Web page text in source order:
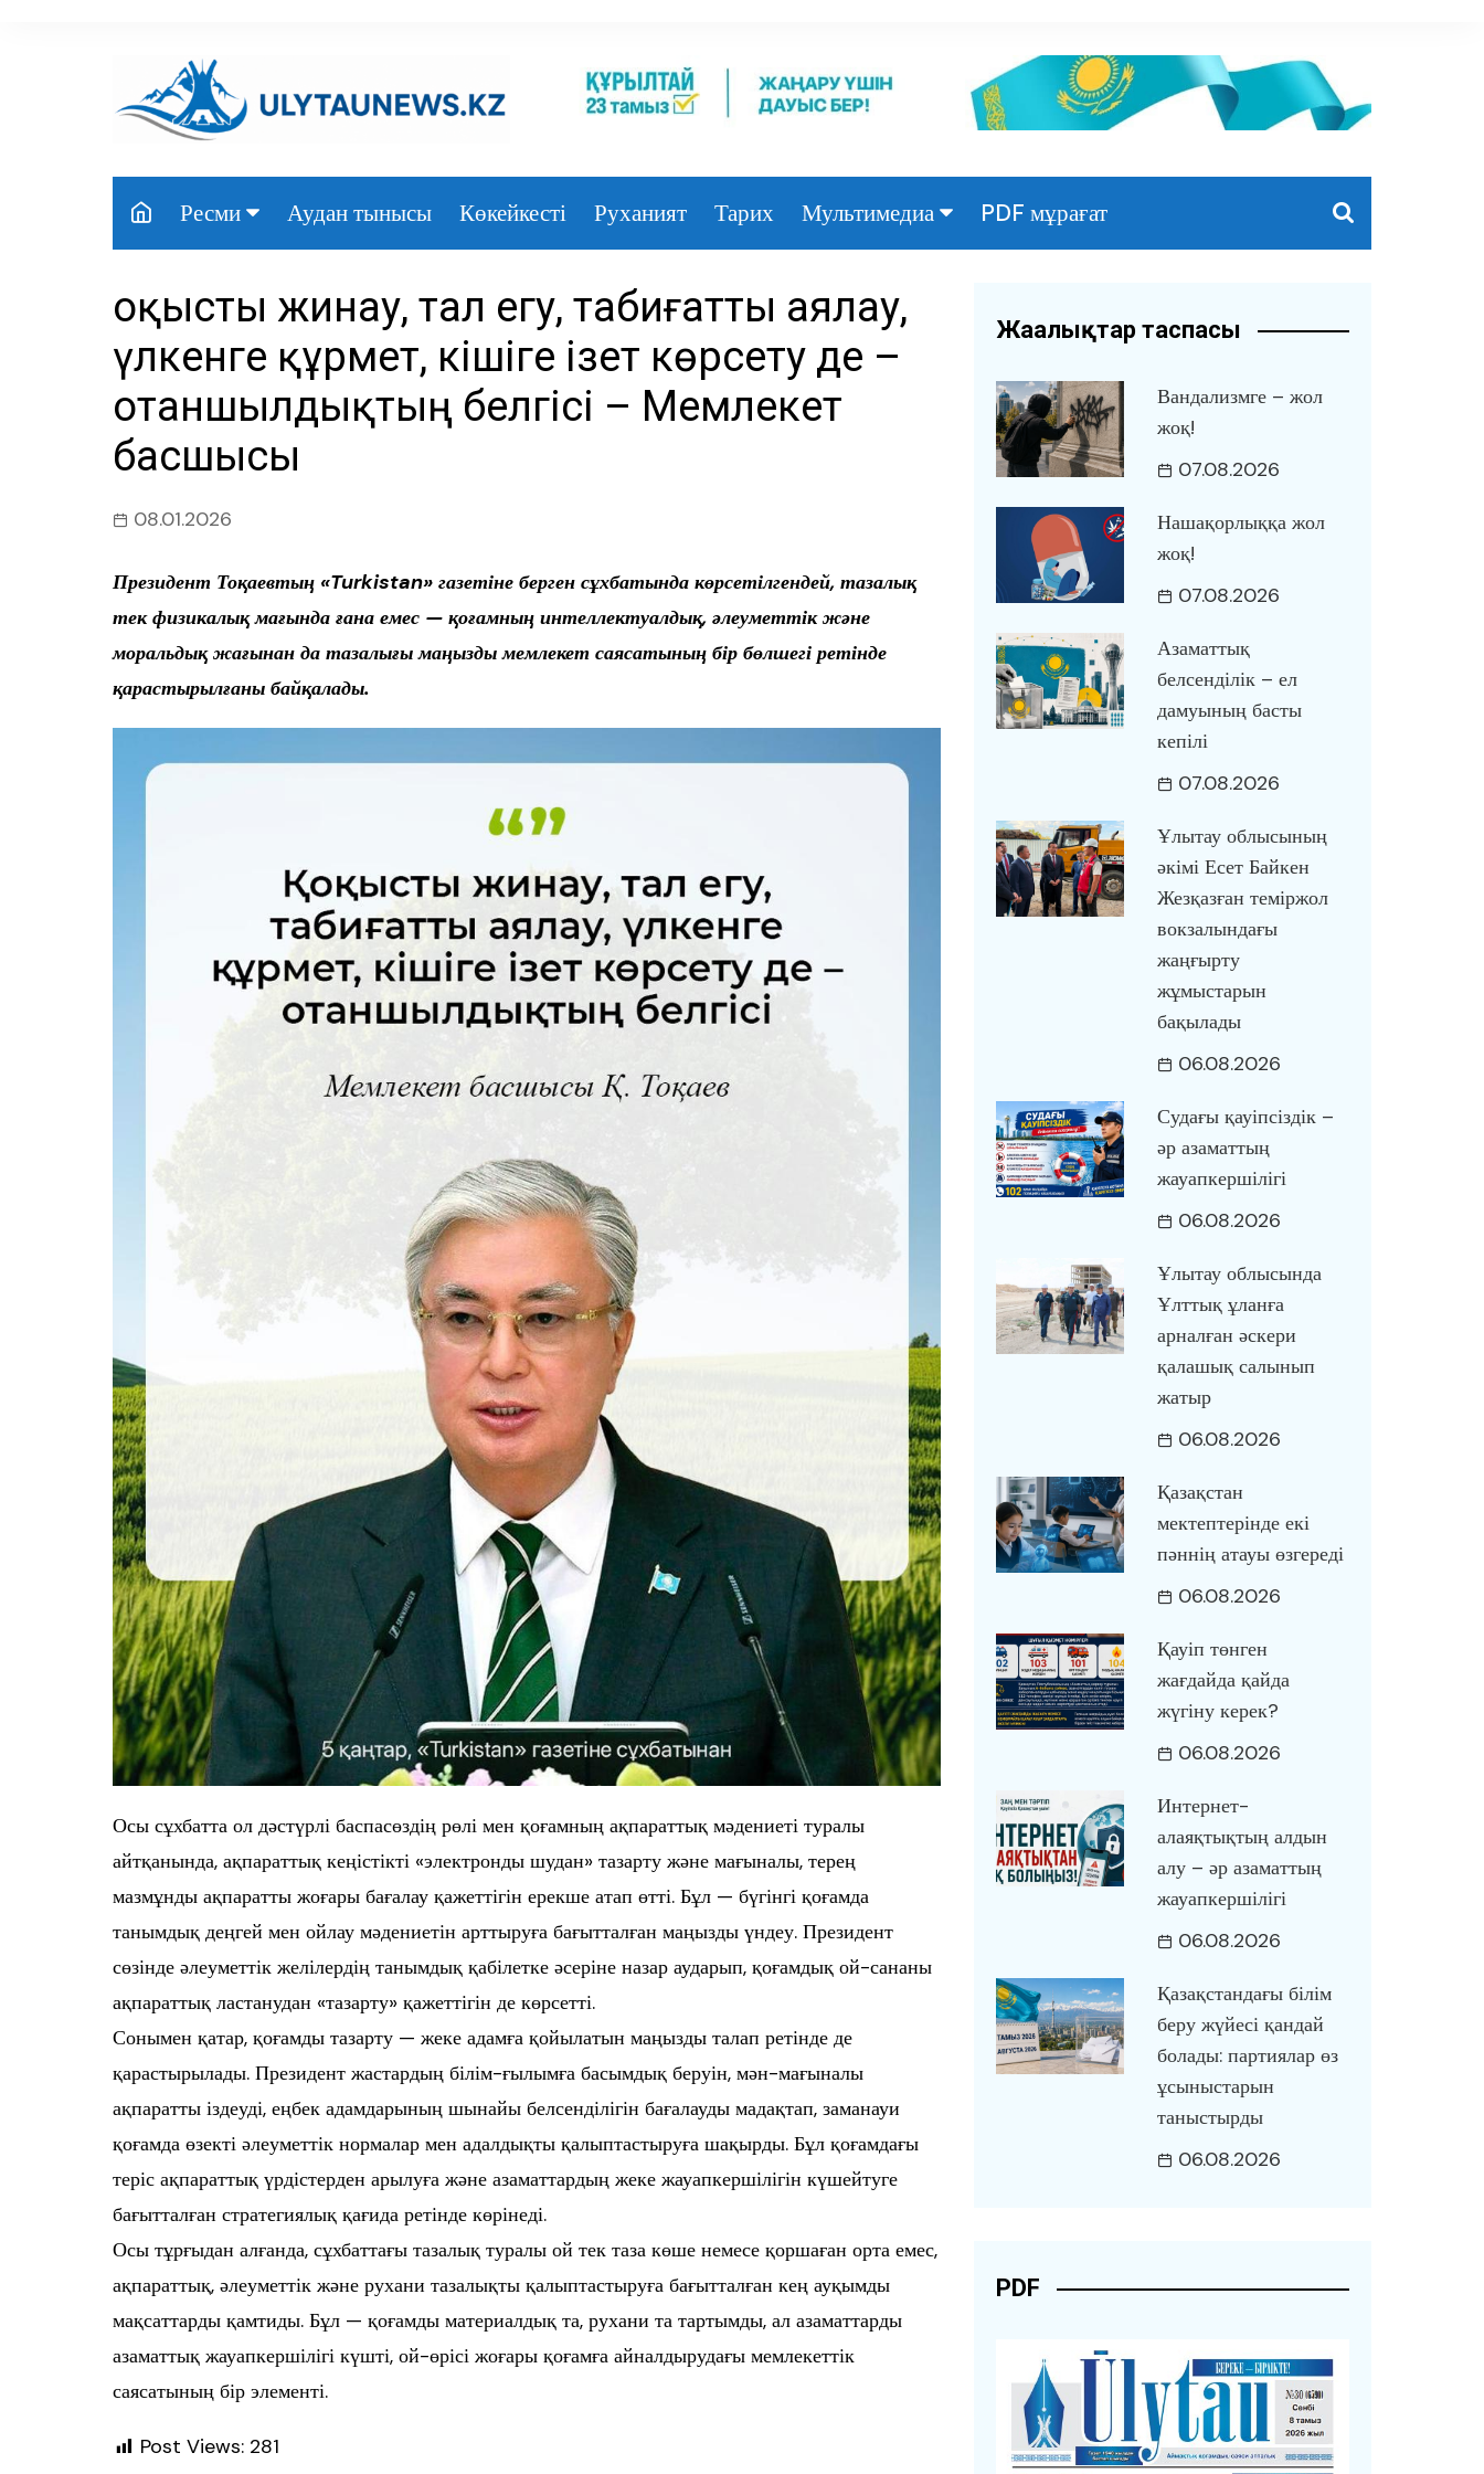
Ресми
Үкімет
Парламент
Облыс әкімдігі
Өңір басшылығы
Аудан тынысы Көкейкесті Руханият Тарих Мультимедиа
Видео
PDF мұрағат
Қоқысты жинау, тал егу, табиғатты аялау,
үлкенге құрмет, кішіге ізет көрсету де –
отаншылдықтың белгісі – Мемлекет
басшысы
08.01.2026
Президент Тоқаевтың «Turkistan» газетіне берген сұхбатында көрсетілгендей, тазалық
тек физикалық мағында ғана емес — қоғамның интеллектуалдық, әлеуметтік және
моральдық жағынан да тазалығы маңызды мемлекет саясатының бір бөлшегі ретінде
қарастырылғаны байқалады.
Осы сұхбатта ол дәстүрлі баспасөздің рөлі мен қоғамның ақпараттық мәдениеті туралы
айтқанында, ақпараттық кеңістікті «электронды шудан» тазарту және мағыналы, терең
мазмұнды ақпаратты жоғары бағалау қажеттігін ерекше атап өтті. Бұл — бүгінгі қоғамда
танымдық деңгей мен ойлау мәдениетін арттыруға бағытталған маңызды үндеу. Президент
сөзінде әлеуметтік желілердің танымдық қабілетке әсеріне назар аударып, қоғамдық ой-сананы
ақпараттық ластанудан «тазарту» қажеттігін де көрсетті.
Сонымен қатар, қоғамды тазарту — жеке адамға қойылатын маңызды талап ретінде де
қарастырылады. Президент жастардың білім-ғылымға басымдық беруін, мән-мағыналы
ақпаратты іздеуді, еңбек адамдарының шынайы белсенділігін бағалауды мадақтап, заманауи
қоғамда өзекті әлеуметтік нормалар мен адалдықты қалыптастыруға шақырды. Бұл қоғамдағы
теріс ақпараттық үрдістерден арылуға және азаматтардың жеке жауапкершілігін күшейтуге
бағытталған стратегиялық қағида ретінде көрінеді.
Осы тұрғыдан алғанда, сұхбаттағы тазалық туралы ой тек таза көше немесе қоршаған орта емес,
ақпараттық, әлеуметтік және рухани тазалықты қалыптастыруға бағытталған кең ауқымды
мақсаттарды қамтиды. Бұл — қоғамды материалдық та, рухани та тартымды, ал азаматтарды
азаматтық жауапкершілігі күшті, ой-өрісі жоғары қоғамға айналдырудағы мемлекеттік
саясатының бір элементі.
Post Views: 281
Жаңалықтар таспасы
Вандализмге – жол
жоқ!
07.08.2026
Нашақорлыққа жол
жоқ!
07.08.2026
Азаматтық
белсенділік – ел
дамуының басты
кепілі
07.08.2026
Ұлытау облысының
әкімі Есет Байкен
Жезқазған теміржол
вокзалындағы
жаңғырту
жұмыстарын
бақылады
06.08.2026
Судағы қауіпсіздік –
әр азаматтың
жауапкершілігі
06.08.2026
Ұлытау облысында
Ұлттық ұланға
арналған әскери
қалашық салынып
жатыр
06.08.2026
Қазақстан
мектептерінде екі
пәннің атауы өзгереді
06.08.2026
Қауіп төнген
жағдайда қайда
жүгіну керек?
06.08.2026
Интернет-
алаяқтықтың алдын
алу – әр азаматтың
жауапкершілігі
06.08.2026
Қазақстандағы білім
беру жүйесі қандай
болады: партиялар өз
ұсыныстарын
таныстырды
06.08.2026
PDF